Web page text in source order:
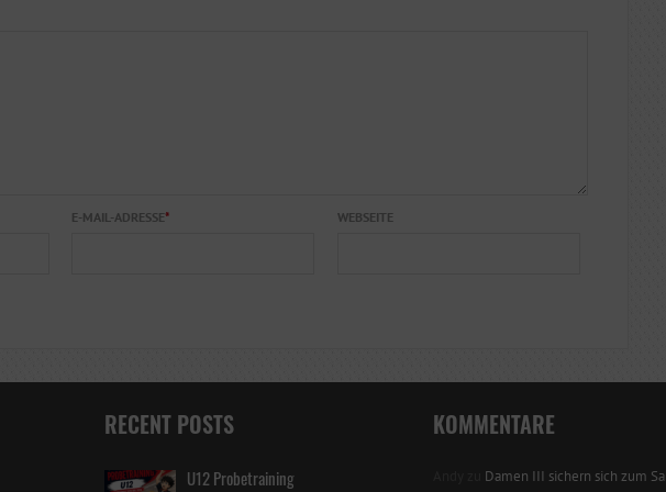
E-MAIL-ADRESSE* WEBSEITE
RECENT POSTS
U12 Probetraining
KOMMENTARE
Damen III sichern sich zum